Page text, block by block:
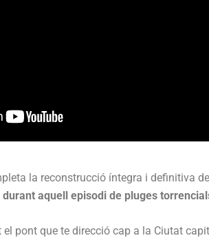
la reconstrucció íntegra i definitiva
aquell episodi de pluges
el pont que te direcció cap a la Ciutat